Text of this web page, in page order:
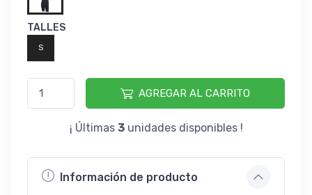
TALLES
S
AGREGAR AL CARRITO
¡ Últimas 3unidades disponibles !
Información de producto